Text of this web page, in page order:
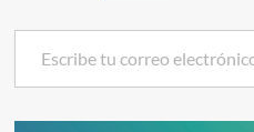
Escribe tu correo electrónico…